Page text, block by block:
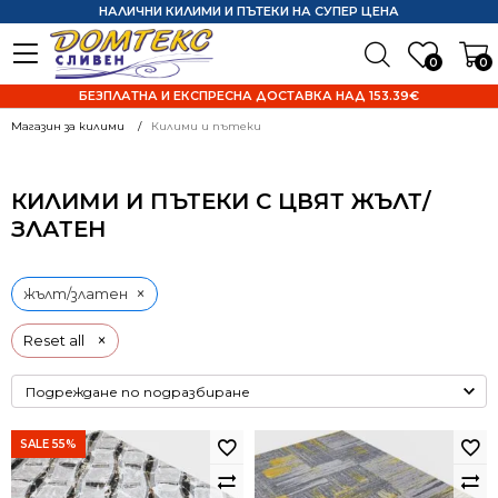
0 0
НАЛИЧНИ КИЛИМИ И ПЪТЕКИ НА СУПЕР ЦЕНА
БЕЗПЛАТНА И ЕКСПРЕСНА ДОСТАВКА НАД 153.39€
Магазин за килими Килими и пътеки
КИЛИМИ И ПЪТЕКИ С ЦВЯТ ЖЪЛТ/
ЗЛАТЕН
Reset all ×
жълт/златен ×
SALE 55%